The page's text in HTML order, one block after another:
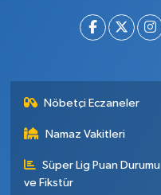
Nöbetçi Eczaneler
Namaz Vakitleri
Süper Lig Puan Durumu
ve Fikstür